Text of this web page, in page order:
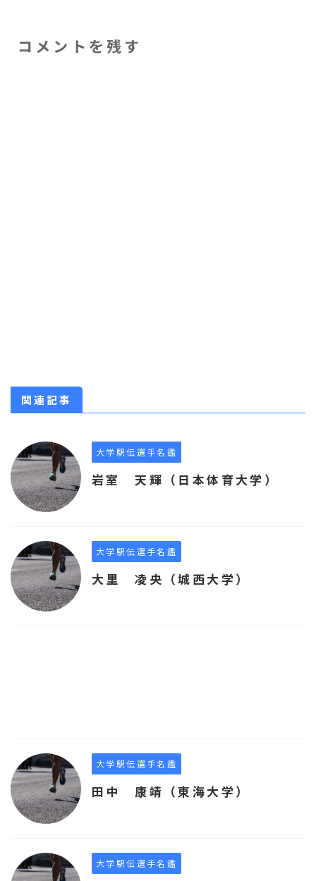
コメントを残す
関連記事
大学駅伝選手名鑑
岩室 天輝（日本体育大学）
大学駅伝選手名鑑
大里 凌央（城西大学）
大学駅伝選手名鑑
田中 康靖（東海大学）
大学駅伝選手名鑑